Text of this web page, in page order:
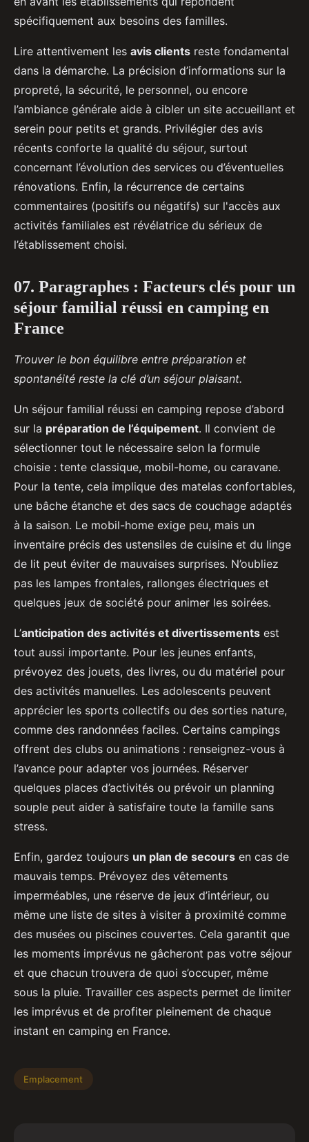
spécifiquement aux besoins des familles.
Lire attentivement les avis clients reste fondamental
dans la démarche. La précision d’informations sur la
propreté, la sécurité, le personnel, ou encore
l’ambiance générale aide à cibler un site accueillant et
serein pour petits et grands. Privilégier des avis
récents conforte la qualité du séjour, surtout
concernant l’évolution des services ou d’éventuelles
rénovations. Enfin, la récurrence de certains
commentaires (positifs ou négatifs) sur l'accès aux
activités familiales est révélatrice du sérieux de
l’établissement choisi.
07. Paragraphes : Facteurs clés pour un
séjour familial réussi en camping en
France
Trouver le bon équilibre entre préparation et
spontanéité reste la clé d’un séjour plaisant.
Un séjour familial réussi en camping repose d’abord
sur la préparation de l’équipement. Il convient de
sélectionner tout le nécessaire selon la formule
choisie : tente classique, mobil-home, ou caravane.
Pour la tente, cela implique des matelas confortables,
une bâche étanche et des sacs de couchage adaptés
à la saison. Le mobil-home exige peu, mais un
inventaire précis des ustensiles de cuisine et du linge
de lit peut éviter de mauvaises surprises. N’oubliez
pas les lampes frontales, rallonges électriques et
quelques jeux de société pour animer les soirées.
L’anticipation des activités et divertissements est
tout aussi importante. Pour les jeunes enfants,
prévoyez des jouets, des livres, ou du matériel pour
des activités manuelles. Les adolescents peuvent
apprécier les sports collectifs ou des sorties nature,
comme des randonnées faciles. Certains campings
offrent des clubs ou animations : renseignez-vous à
l’avance pour adapter vos journées. Réserver
quelques places d’activités ou prévoir un planning
souple peut aider à satisfaire toute la famille sans
stress.
Enfin, gardez toujours un plan de secours en cas de
mauvais temps. Prévoyez des vêtements
imperméables, une réserve de jeux d’intérieur, ou
même une liste de sites à visiter à proximité comme
des musées ou piscines couvertes. Cela garantit que
les moments imprévus ne gâcheront pas votre séjour
et que chacun trouvera de quoi s’occuper, même
sous la pluie. Travailler ces aspects permet de limiter
les imprévus et de profiter pleinement de chaque
instant en camping en France.
Emplacement